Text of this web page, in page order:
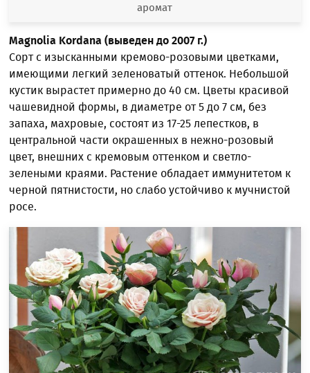
аромат
Magnolia Kordana (выведен до 2007 г.)
Сорт с изысканными кремово-розовыми цветками,
имеющими легкий зеленоватый оттенок. Небольшой
кустик вырастет примерно до 40 см. Цветы красивой
чашевидной формы, в диаметре от 5 до 7 см, без
запаха, махровые, состоят из 17-25 лепестков, в
центральной части окрашенных в нежно-розовый
цвет, внешних с кремовым оттенком и светло-
зелеными краями. Растение обладает иммунитетом к
черной пятнистости, но слабо устойчиво к мучнистой
росе.